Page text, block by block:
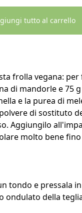
tutto al carrello
frolla vegana:
di mandorle e 75
e la purea di
di sostituto
Aggiungilo
molto bene
tondo e pressala
ondulato della